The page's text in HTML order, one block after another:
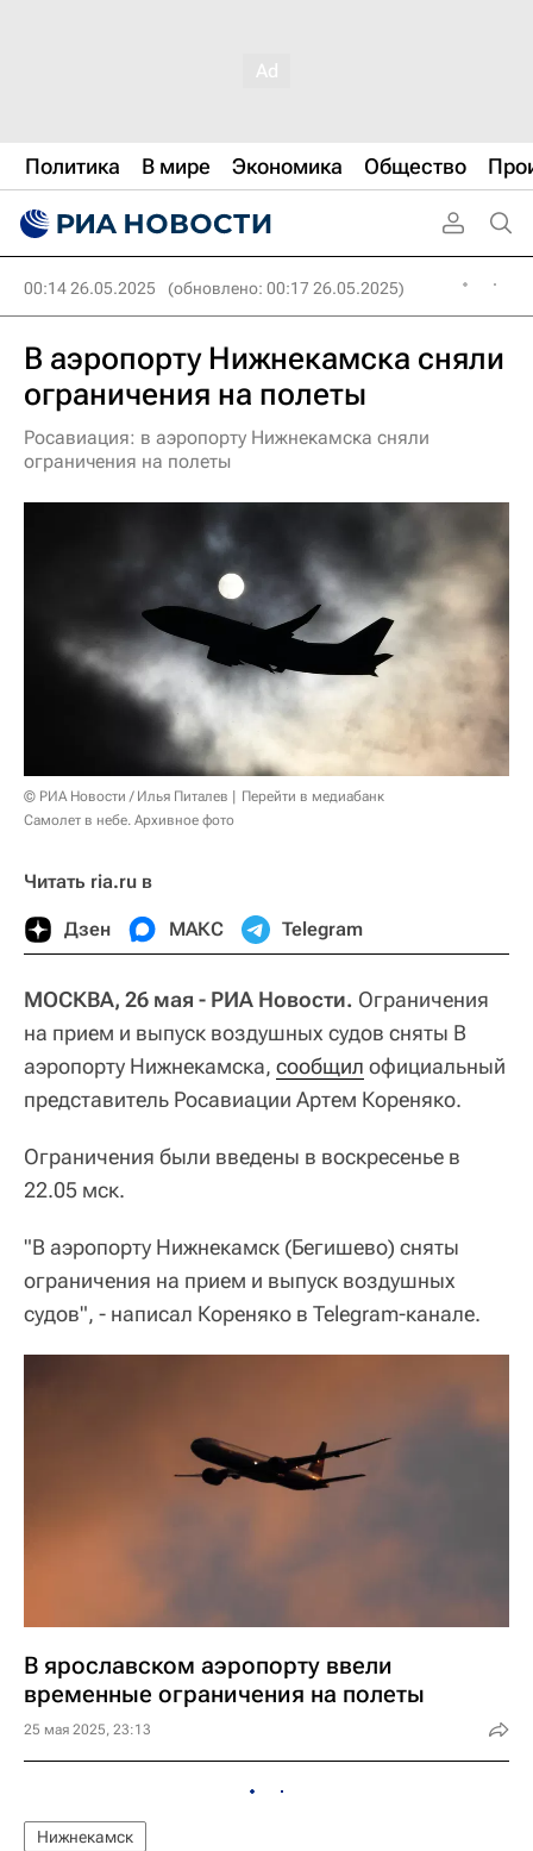
Политика В мире Экономика Общество
00:14 26.05.2025 (обновлено: 00:17 26.05.2025)
В аэропорту Нижнекамска сняли
ограничения на полеты
Росавиация: в аэропорту Нижнекамска сняли
ограничения на полеты
© РИА Новости / Илья Питалев
Перейти в медиабанк
Самолет в небе. Архивное фото
Читать ria.ru в
Дзен МАКС Telegram
МОСКВА, 26 мая - РИА Новости. Ограничения
на прием и выпуск воздушных судов сняты В
аэропорту Нижнекамска, сообщил официальный
представитель Росавиации Артем Кореняко.
Ограничения были введены в воскресенье в
22.05 мск.
"В аэропорту Нижнекамск (Бегишево) сняты
ограничения на прием и выпуск воздушных
судов", - написал Кореняко в Telegram-канале.
В ярославском аэропорту ввели
временные ограничения на полеты
25 мая 2025, 23:13
Нижнекамск